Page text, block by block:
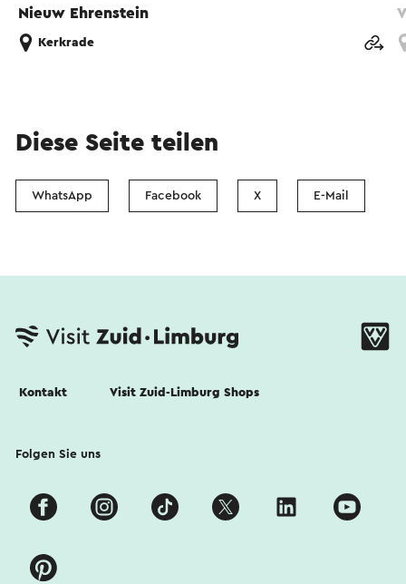
Nieuw Ehrenstein
Kerkrade
Diese Seite teilen
WhatsApp Facebook X E-Mail
Kontakt Visit Zuid-Limburg Shops
Folgen Sie uns